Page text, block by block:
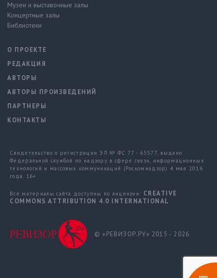
Музеи и выставочные залы
Концертные залы
Библиотеки
О ПРОЕКТЕ
РЕДАКЦИЯ
АВТОРЫ
АВТОРЫ ПРОИЗВЕДЕНИЙ
ПАРТНЕРЫ
КОНТАКТЫ
Свидетельство о регистрации ЭЛ № ФС 77 - 65577, выдано
Федеральной службой по надзору в сфере связи, информационных
технологий и массовых коммуникаций (Роскомнадзор) 4 мая 2016
года. 16+
Все материалы сайта доступны по лицензии: CREATIVE
COMMONS ATTRIBUTION 4.0 INTERNATIONAL
© «РЕВИЗОР.РУ» 2015 - 2026